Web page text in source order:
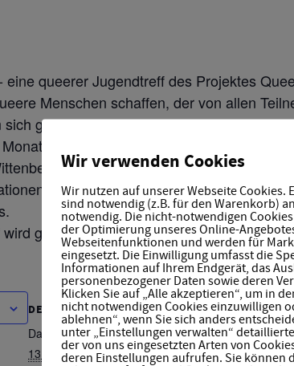
queerer Jugendtreff des Projektes
Menschen schaffen, der von allen
gegenseitig zu unterstützen &
von 17.00-19.30Uhr
West e.V. in der Dessauer Straße
halten wir euch auf dem Laufenden
wird gefördert durch das Landes Sachsen-
DETAILS
Datum:
13 Mai 2025
Wir verwenden Cookies
Wir nutzen auf unserer Webseite Cookies.
sind notwendig (z.B. für den Warenkorb)
notwendig. Die nicht-notwendigen
der Optimierung unseres Online-
Webseitenfunktionen und werden für
eingesetzt. Die Einwilligung umfasst die
Informationen auf Ihrem Endgerät, das
personenbezogener Daten sowie deren
Klicken Sie auf „Alle akzeptieren“, um in
nicht notwendigen Cookies einzuwilligen
ablehnen“, wenn Sie sich anders
unter „Einstellungen verwalten“
der von uns eingesetzten Arten von
deren Einstellungen aufrufen. Sie können